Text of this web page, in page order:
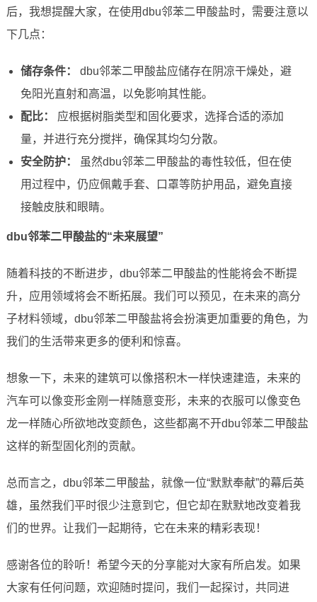
后，我想提醒大家，在使用dbu邻苯二甲酸盐时，需要注意以
下几点：
储存条件：
dbu邻苯二甲酸盐应储存在阴凉干燥处，避
免阳光直射和高温，以免影响其性能。
配比：
应根据树脂类型和固化要求，选择合适的添加
量，并进行充分搅拌，确保其均匀分散。
安全防护：
虽然dbu邻苯二甲酸盐的毒性较低，但在使
用过程中，仍应佩戴手套、口罩等防护用品，避免直接
接触皮肤和眼睛。
dbu邻苯二甲酸盐的“未来展望”
随着科技的不断进步，dbu邻苯二甲酸盐的性能将会不断提
升，应用领域将会不断拓展。我们可以预见，在未来的高分
子材料领域，dbu邻苯二甲酸盐将会扮演更加重要的角色，为
我们的生活带来更多的便利和惊喜。
想象一下，未来的建筑可以像搭积木一样快速建造，未来的
汽车可以像变形金刚一样随意变形，未来的衣服可以像变色
龙一样随心所欲地改变颜色，这些都离不开dbu邻苯二甲酸盐
这样的新型固化剂的贡献。
总而言之，dbu邻苯二甲酸盐，就像一位“默默奉献”的幕后英
雄，虽然我们平时很少注意到它，但它却在默默地改变着我
们的世界。让我们一起期待，它在未来的精彩表现！
感谢各位的聆听！希望今天的分享能对大家有所启发。如果
大家有任何问题，欢迎随时提问，我们一起探讨，共同进